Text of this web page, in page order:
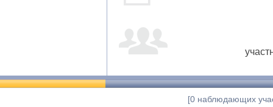
[0 наблюдающих